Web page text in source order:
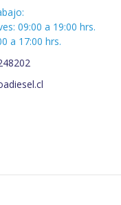
09:00 a 19:00 hrs.
a 17:00 hrs.